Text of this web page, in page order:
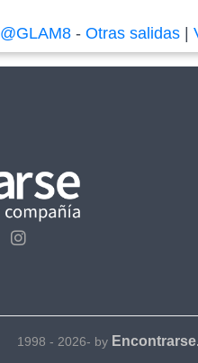
@GLAM8 -Otras salidas |
1998 - 2026- by